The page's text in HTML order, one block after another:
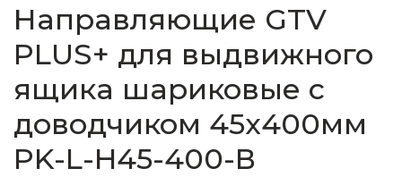
Направляющие GTV
PLUS+ для выдвижного
ящика шариковые с
доводчиком 45х400мм
PK-L-H45-400-В